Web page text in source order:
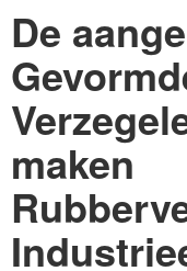
De
maken